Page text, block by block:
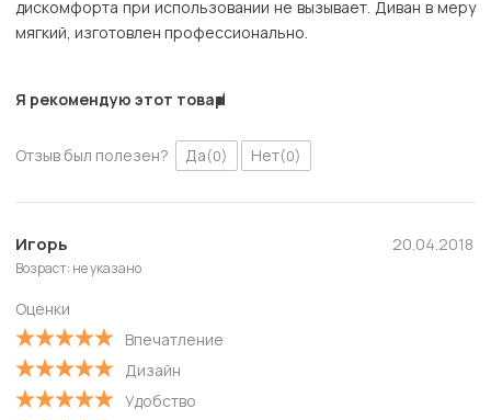
дискомфорта при использовании не вызывает. Диван в меру
мягкий, изготовлен профессионально.
Я рекомендую этот товар
Отзыв был полезен? Да(0) Нет(0)
Игорь
Возраст: не указано
Оценки
Впечатление
Дизайн
Удобство
20.04.2018